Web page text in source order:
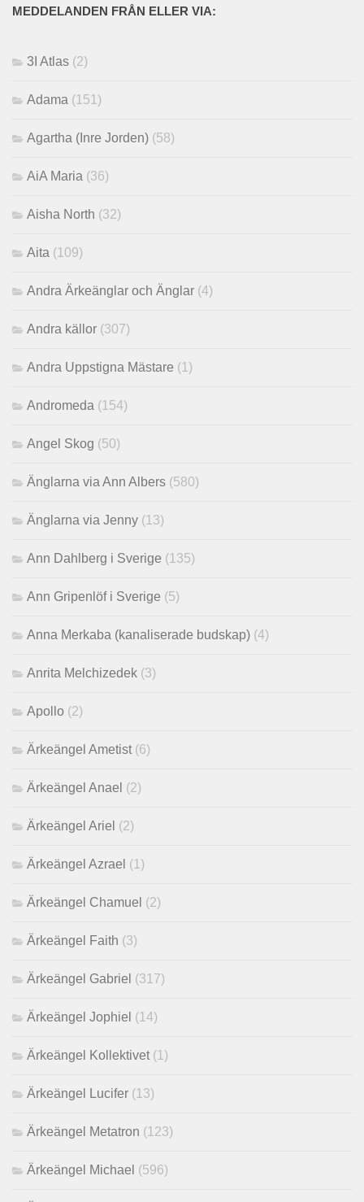
MEDDELANDEN FRÅN ELLER VIA:
3I Atlas (2)
Adama (151)
Agartha (Inre Jorden) (58)
AiA Maria (36)
Aisha North (32)
Aita (109)
Andra Ärkeänglar och Änglar (4)
Andra källor (307)
Andra Uppstigna Mästare (1)
Andromeda (154)
Angel Skog (50)
Änglarna via Ann Albers (580)
Änglarna via Jenny (13)
Ann Dahlberg i Sverige (135)
Ann Gripenlöf i Sverige (5)
Anna Merkaba (kanaliserade budskap) (4)
Anrita Melchizedek (3)
Apollo (2)
Ärkeängel Ametist (6)
Ärkeängel Anael (2)
Ärkeängel Ariel (2)
Ärkeängel Azrael (1)
Ärkeängel Chamuel (2)
Ärkeängel Faith (3)
Ärkeängel Gabriel (317)
Ärkeängel Jophiel (14)
Ärkeängel Kollektivet (1)
Ärkeängel Lucifer (13)
Ärkeängel Metatron (123)
Ärkeängel Michael (596)